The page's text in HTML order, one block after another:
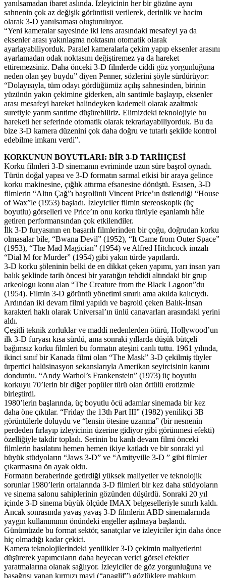
yanılsamadan ibaret aslında. İzleyicinin her bir gözüne aynı
sahnenin çok az değişik görüntüsü verilerek, derinlik ve hacim
olarak 3-D yanılsaması oluşturuluyor.
“Yeni kameralar sayesinde iki lens arasındaki mesafeyi ya da
eksenler arası yakınlaşma noktasını otomatik olarak
ayarlayabiliyorduk. Paralel kameralarla çekim yapıp eksenler arasını
ayarlamadan odak noktasını değiştiremez ya da hareket
ettiremezsiniz. Daha önceki 3-D filmlerde ciddi göz yorgunluğuna
neden olan şey buydu” diyen Penner, sözlerini şöyle sürdürüyor:
“Dolayısıyla, tüm odayı gördüğümüz açılış sahnesinden, birinin
yüzünün yakın çekimine giderken, altı santimle başlayıp, eksenler
arası mesafeyi hareket halindeyken kademeli olarak azaltmak
suretiyle yarım santime düşürebiliriz. Elimizdeki teknolojiyle bu
hareketi her seferinde otomatik olarak tekrarlayabiliyorduk. Bu da
bize 3-D kamera düzenini çok daha doğru ve tutarlı şekilde kontrol
edebilme imkanı verdi”.
KORKUNUN BOYUTLARI: BİR 3-D TARİHÇESİ
Korku filmleri 3-D sinemanın evriminde uzun süre başrol oynadı.
Türün doğal yapısı ve 3-D formatın sarmal etkisi bir araya gelince
korku makinesine, çığlık attırma efsanesine dönüştü. Esasen, 3-D
filmlerin “Altın Çağ”ı başrolünü Vincent Price’ın üstlendiği “House
of Wax”le (1953) başladı. İzleyiciler filmin stereoskopik (üç
boyutlu) görselleri ve Price’ın onu korku türüyle eşanlamlı hâle
getiren performansından çok etkilendiler.
İlk 3-D furyasının en başarılı filmlerinden bir çoğu, doğrudan korku
olmasalar bile, “Bwana Devil” (1952), “It Came from Outer Space”
(1953), “The Mad Magician” (1954) ve Alfred Hitchcock imzalı
“Dial M for Murder” (1954) gibi yakın türde yapıtlardı.
3-D korku şöleninin belki de en dikkat çeken yapımı, yarı insan yarı
balık şeklinde tarih öncesi bir yaratığın tehdidi altındaki bir grup
arkeologu konu alan “The Creature from the Black Lagoon”du
(1954). Filmin 3-D görüntü yönetimi sınırlı ama akılda kalıcıydı.
Ardından iki devam filmi yapıldı ve başrolü çeken Balık-İnsan
karakteri haklı olarak Universal’ın ünlü canavarları arasındaki yerini
aldı.
Çeşitli teknik zorluklar ve maddi nedenlerden ötürü, Hollywood’un
ilk 3-D furyası kısa sürdü, ama sonraki yıllarda düşük bütçeli
bağımsız korku filmleri bu formatın ateşini canlı tuttu. 1961 yılında,
ikinci sınıf bir Kanada filmi olan “The Mask” 3-D çekilmiş tüyler
ürpertici halüsinasyon sekanslarıyla Amerikan seyircisinin kanını
dondurdu. “Andy Warhol’s Frankenstein” (1973) üç boyutlu
korkuyu 70’lerin bir diğer popüler türü olan örtülü erotizmle
birleştirdi.
1980’lerin başlarında, üç boyutlu öcü adamlar sinemada bir kez
daha öne çıktılar. “Friday the 13th Part III” (1982) yenilikçi 3­B
görüntülerle doluydu ve “lensin ötesine uzanma” (bir nesnenin
perdeden fırlayıp izleyicinin üzerine gidiyor gibi görünmesi efekti)
özelliğiyle takdir topladı. Serinin bu kanlı devam filmi önceki
filmlerin hasılatını hemen hemen ikiye katladı ve bir sonraki yıl
büyük stüdyoların “Jaws 3-D” ve “Amityville 3-D ” gibi filmler
çıkarmasına ön ayak oldu.
Formatın beraberinde getirdiği yüksek maliyetler ve teknolojik
sorunlar 1980’lerin ortalarında 3-D filmleri bir kez daha stüdyoların
ve sinema salonu sahiplerinin gözünden düşürdü. Sonraki 20 yıl
içinde 3-D sinema büyük ölçüde IMAX belgeselleriyle sınırlı kaldı.
Ancak sonrasında yavaş yavaş 3-D filmlerin ABD sinemalarında
yaygın kullanımının önündeki engeller aşılmaya başlandı.
Günümüzde bu format sektör, sanatçılar ve izleyiciler için daha önce
hiç olmadığı kadar çekici.
Kamera teknolojilerindeki yenilikler 3-D çekimin maliyetlerini
düşürerek yapımcıların daha heyecan verici görsel efektler
yaratmalarına olanak sağlıyor. İzleyiciler de göz yorgunluğuna ve
başağrısı yapan kırmızı mavi (“anaglif”) gözlüklere mahkum